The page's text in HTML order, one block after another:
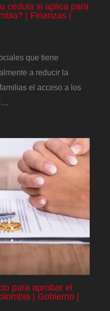
cédula si aplica para
| Finanzas |
que tiene
a reducir la
el acceso a los
para aprobar el
| Gobierno |